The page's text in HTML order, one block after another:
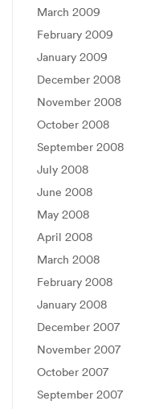
March 2009
February 2009
January 2009
December 2008
November 2008
October 2008
September 2008
July 2008
June 2008
May 2008
April 2008
March 2008
February 2008
January 2008
December 2007
November 2007
October 2007
September 2007